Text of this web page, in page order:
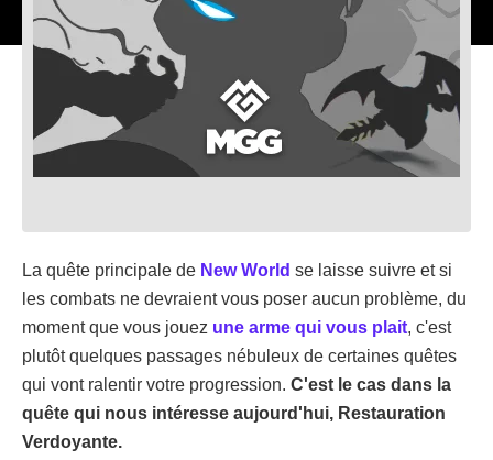
La quête principale de New World se laisse suivre et si
les combats ne devraient vous poser aucun problème, du
moment que vous jouez une arme qui vous plait, c'est
plutôt quelques passages nébuleux de certaines quêtes
qui vont ralentir votre progression. C'est le cas dans la
quête qui nous intéresse aujourd'hui, Restauration
Verdoyante.